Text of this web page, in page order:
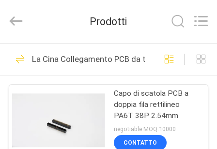
CASA
PRODOTTI
Electronic
Rights
Maschio Pin Header
63
Prodotti
La Cina Collegamento PCB da tavola a tavola
Capo di scatola PCB a
doppia fila rettilineo
PA6T 38P 2.54mm
negotiable MOQ:10000
CONTATTO